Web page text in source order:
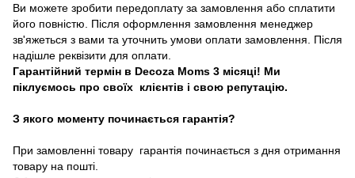
Ви можете зробити передоплату за замовлення або сплатити
його повністю. Після оформлення замовлення менеджер
зв'яжеться з вами та уточнить умови оплати замовлення. Після
надішле реквізити для оплати.
Гарантійний термін в Decoza Moms 3 місяці! Ми
піклуємось про своїх клієнтів і свою репутацію.
З якого моменту починається гарантія?
При замовленні товару гарантія починається з дня отримання
товару на пошті.